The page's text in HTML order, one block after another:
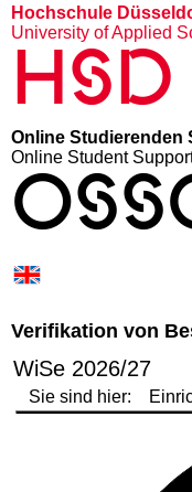
Hochschule
University of Applied
HSD
Online Studierenden
Online Student
Verifikation von
WiSe 2026/27
Sie sind hier: